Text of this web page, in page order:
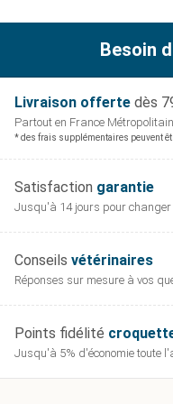
Besoin
Livraison offerte dès
Partout en France
* des frais supplémentaires peuvent
Satisfaction garantie
Jusqu'à 14 jours pour
Conseils vétérinaires
Réponses sur mesure à vos
Points fidélité
Jusqu'à 5% d'économie toute